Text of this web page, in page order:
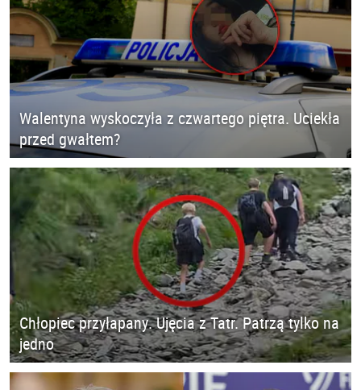
Walentyna wyskoczyła z czwartego piętra. Uciekła
przed gwałtem?
Chłopiec przyłapany. Ujęcia z Tatr. Patrzą tylko na
jedno